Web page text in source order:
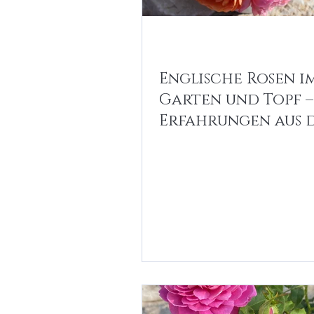
Englische Rosen
Garten und Topf –
Erfahrungen aus